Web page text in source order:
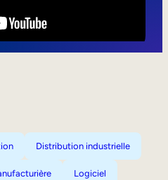
Distribution industrielle
Logiciel